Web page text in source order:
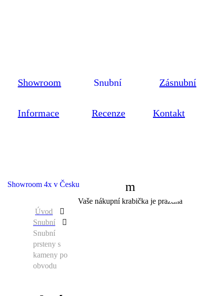
Showroom Snubní Zásnubní
Informace Recenze Kontakt
Vaše nákupní krabička je prázdná
Showroom 4x v Česku
Úvod
Snubní
Snubní
prsteny s
kameny po
obvodu